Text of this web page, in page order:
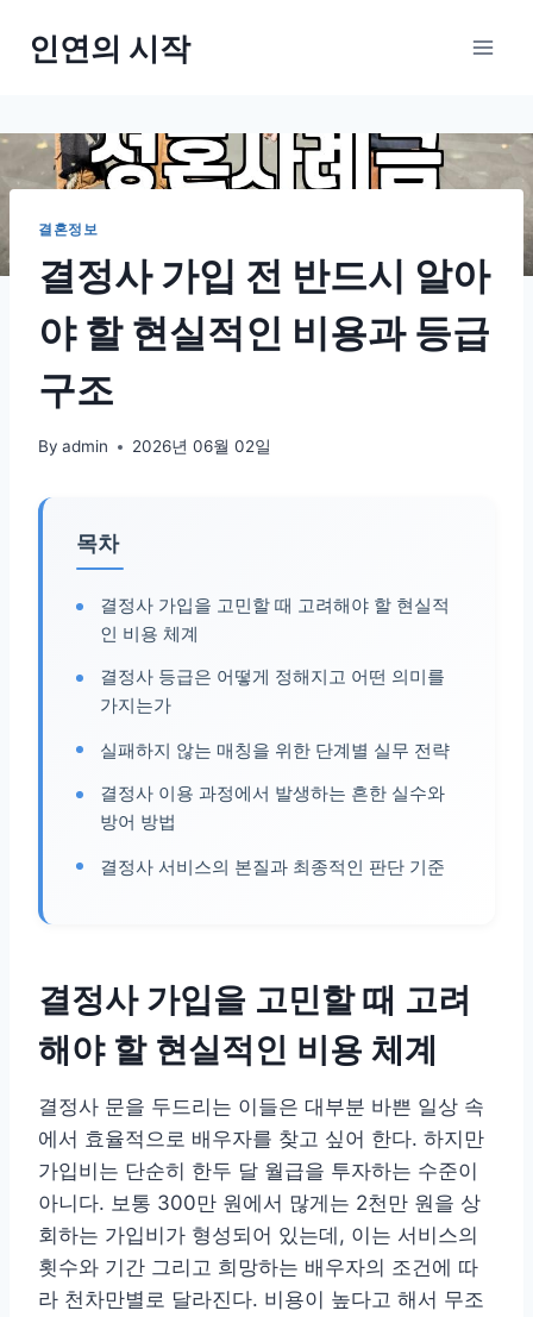
인연의 시작
결혼정보
결정사 가입 전 반드시 알아
야 할 현실적인 비용과 등급
구조
By admin 2026년 06월 02일
목차
결정사 가입을 고민할 때 고려해야 할 현실적
인 비용 체계
결정사 등급은 어떻게 정해지고 어떤 의미를
가지는가
실패하지 않는 매칭을 위한 단계별 실무 전략
결정사 이용 과정에서 발생하는 흔한 실수와
방어 방법
결정사 서비스의 본질과 최종적인 판단 기준
결정사 가입을 고민할 때 고려
해야 할 현실적인 비용 체계
결정사 문을 두드리는 이들은 대부분 바쁜 일상 속
에서 효율적으로 배우자를 찾고 싶어 한다. 하지만
가입비는 단순히 한두 달 월급을 투자하는 수준이
아니다. 보통 300만 원에서 많게는 2천만 원을 상
회하는 가입비가 형성되어 있는데, 이는 서비스의
횟수와 기간 그리고 희망하는 배우자의 조건에 따
라 천차만별로 달라진다. 비용이 높다고 해서 무조